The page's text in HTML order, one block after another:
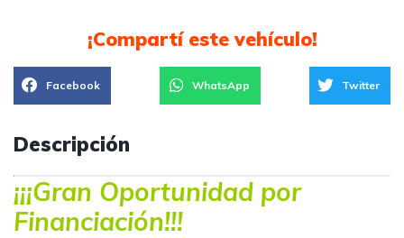
¡Compartí este vehículo!
Facebook WhatsApp Twitter
Descripción
¡¡¡Gran Oportunidad por
Financiación!!!